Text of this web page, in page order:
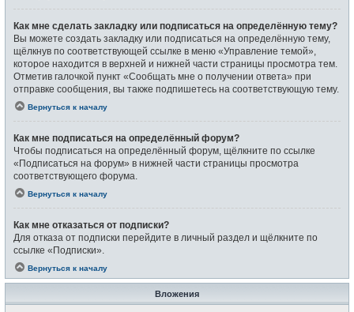
Как мне сделать закладку или подписаться на определённую тему?
Вы можете создать закладку или подписаться на определённую тему,
щёлкнув по соответствующей ссылке в меню «Управление темой»,
которое находится в верхней и нижней части страницы просмотра тем.
Отметив галочкой пункт «Сообщать мне о получении ответа» при
отправке сообщения, вы также подпишетесь на соответствующую тему.
Вернуться к началу
Как мне подписаться на определённый форум?
Чтобы подписаться на определённый форум, щёлкните по ссылке
«Подписаться на форум» в нижней части страницы просмотра
соответствующего форума.
Вернуться к началу
Как мне отказаться от подписки?
Для отказа от подписки перейдите в личный раздел и щёлкните по
ссылке «Подписки».
Вернуться к началу
Вложения